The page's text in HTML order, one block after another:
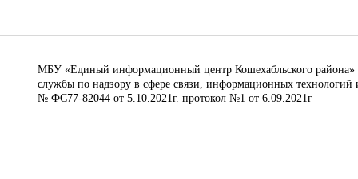
МБУ «Единый информационный центр Кошехабльского района»
службы по надзору в сфере связи, информационных
№ ФС77-82044 от 5.10.2021г. протокол №1 от 6.09.2021г